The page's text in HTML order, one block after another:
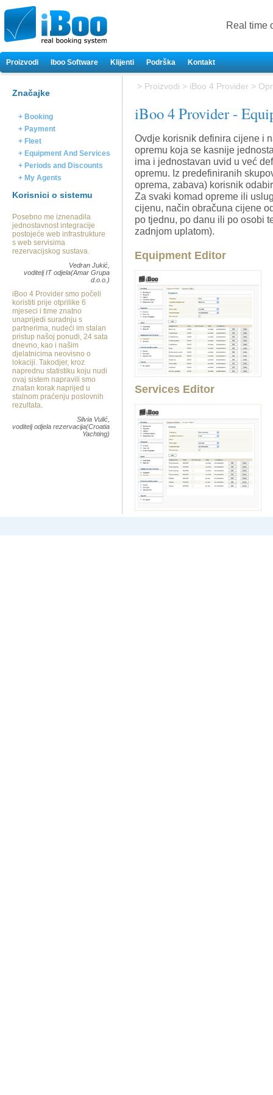
Real time
Proizvodi Iboo Software Klijenti Podrška Kontakt
Značajke
+ Booking
+ Payment
+ Fleet
+ Equipment And Services
+ Periods and Discounts
+ My Agents
Korisnici o sistemu
Posebno me iznenadila
jednostavnost integracije
postojeće web infrastrukture
s web servisima
rezervacijskog sustava.
Vedran Jukić,
voditelj IT odjela(Amar Grupa
d.o.o.)
iBoo 4 Provider smo počeli
koristiti prije otprilike 6
mjeseci i time znatno
unaprijedi suradnju s
partnerima, nudeći im stalan
pristup našoj ponudi, 24 sata
dnevno, kao i našim
djelatnicima neovisno o
lokaciji. Takodjer, kroz
naprednu statistiku koju nudi
ovaj sistem napravili smo
znatan korak naprijed u
stalnom praćenju poslovnih
rezultata.
Silvia Vulić,
voditelj odjela rezervacija(Croatia
Yachting)
> Proizvodi > iBoo 4 Provider >
iBoo 4 Provider -
Ovdje korisnik definira cijene i
opremu koja se kasnije
ima i jednostavan uvid u već
opremu. Iz predefiniranih
oprema, zabava) korisnik
Za svaki komad opreme ili
cijenu, način obračuna cijene
po tjednu, po danu ili po osobi
zadnjom uplatom).
Equipment Editor
Services Editor